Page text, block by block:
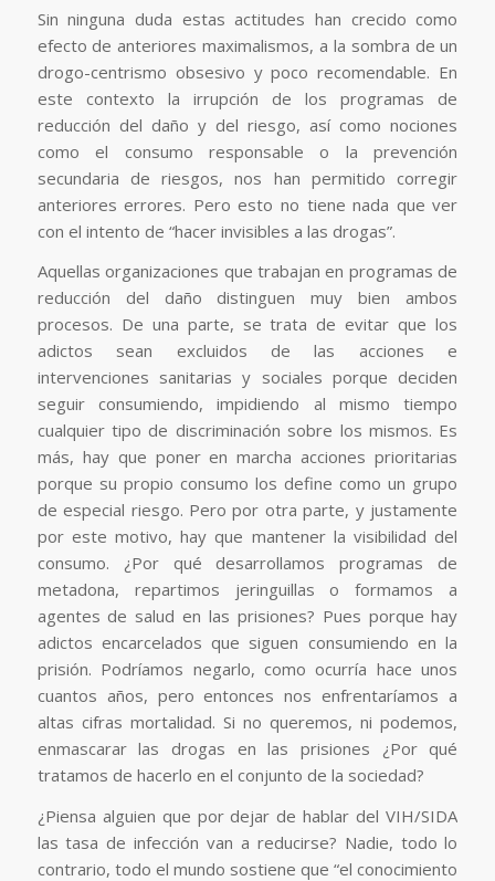
Sin ninguna duda estas actitudes han crecido como
efecto de anteriores maximalismos, a la sombra de un
drogo-centrismo obsesivo y poco recomendable. En
este contexto la irrupción de los programas de
reducción del daño y del riesgo, así como nociones
como el consumo responsable o la prevención
secundaria de riesgos, nos han permitido corregir
anteriores errores. Pero esto no tiene nada que ver
con el intento de “hacer invisibles a las drogas”.
Aquellas organizaciones que trabajan en programas de
reducción del daño distinguen muy bien ambos
procesos. De una parte, se trata de evitar que los
adictos sean excluidos de las acciones e
intervenciones sanitarias y sociales porque deciden
seguir consumiendo, impidiendo al mismo tiempo
cualquier tipo de discriminación sobre los mismos. Es
más, hay que poner en marcha acciones prioritarias
porque su propio consumo los define como un grupo
de especial riesgo. Pero por otra parte, y justamente
por este motivo, hay que mantener la visibilidad del
consumo. ¿Por qué desarrollamos programas de
metadona, repartimos jeringuillas o formamos a
agentes de salud en las prisiones? Pues porque hay
adictos encarcelados que siguen consumiendo en la
prisión. Podríamos negarlo, como ocurría hace unos
cuantos años, pero entonces nos enfrentaríamos a
altas cifras mortalidad. Si no queremos, ni podemos,
enmascarar las drogas en las prisiones ¿Por qué
tratamos de hacerlo en el conjunto de la sociedad?
¿Piensa alguien que por dejar de hablar del VIH/SIDA
las tasa de infección van a reducirse? Nadie, todo lo
contrario, todo el mundo sostiene que “el conocimiento